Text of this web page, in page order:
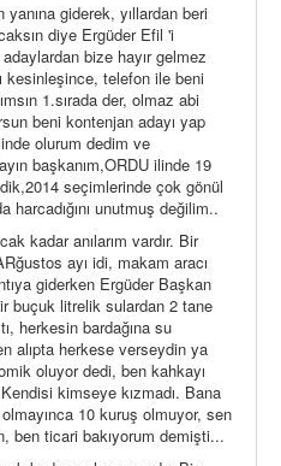
giderek, yıllardan beri
diye Ergüder Efil 'i
bize hayır gelmez
kesinleşince, telefon ile beni
1.sırada der, olmaz abi
beni kontenjan adayı yap
olurum dedim ve
başkanım,ORDU ilinde 19
seçimlerinde çok gönül
unutmuş değilim..
kadar anılarım vardır. Bir
ayı idi, makam aracı
giderken Ergüder Başkan
buçuk litrelik sulardan 2 tane
herkesin bardağına su
alıpta herkese verseydin ya
oluyor dedi, ben kahkayı
kimseye kızmadı. Bana
10 kuruş olmuyor, sen
ben ticari bakıyorum demişti...